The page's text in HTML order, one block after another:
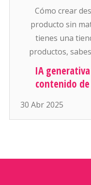
Cómo crear
producto sin
tienes una
productos,
pesadas (y
atractivas y
artículo. Y si
productos… es
IA
contenido
30 Abr 2025